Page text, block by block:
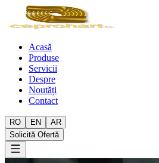
Acasă
Produse
Servicii
Despre
Noutăți
Contact
RO EN
AR
Solicită Ofertă